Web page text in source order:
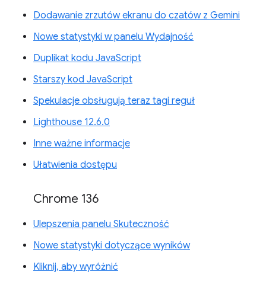
Dodawanie zrzutów ekranu do czatów z Gemini
Nowe statystyki w panelu Wydajność
Duplikat kodu JavaScript
Starszy kod JavaScript
Spekulacje obsługują teraz tagi reguł
Lighthouse 12.6.0
Inne ważne informacje
Ułatwienia dostępu
Chrome 136
Ulepszenia panelu Skuteczność
Nowe statystyki dotyczące wyników
Kliknij, aby wyróżnić